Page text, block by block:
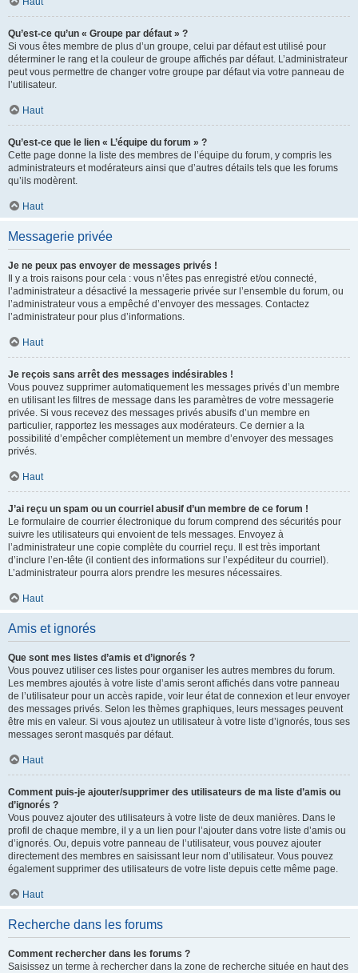
Qu’est-ce qu’un « Groupe par défaut » ?
Si vous êtes membre de plus d’un groupe, celui par défaut est utilisé pour
déterminer le rang et la couleur de groupe affichés par défaut. L’administrateur
peut vous permettre de changer votre groupe par défaut via votre panneau de
l’utilisateur.
Haut
Qu’est-ce que le lien « L’équipe du forum » ?
Cette page donne la liste des membres de l’équipe du forum, y compris les
administrateurs et modérateurs ainsi que d’autres détails tels que les forums
qu’ils modèrent.
Haut
Messagerie privée
Je ne peux pas envoyer de messages privés !
Il y a trois raisons pour cela : vous n’êtes pas enregistré et/ou connecté,
l’administrateur a désactivé la messagerie privée sur l’ensemble du forum, ou
l’administrateur vous a empêché d’envoyer des messages. Contactez
l’administrateur pour plus d’informations.
Haut
Je reçois sans arrêt des messages indésirables !
Vous pouvez supprimer automatiquement les messages privés d’un membre
en utilisant les filtres de message dans les paramètres de votre messagerie
privée. Si vous recevez des messages privés abusifs d’un membre en
particulier, rapportez les messages aux modérateurs. Ce dernier a la
possibilité d’empêcher complètement un membre d’envoyer des messages
privés.
Haut
J’ai reçu un spam ou un courriel abusif d’un membre de ce forum !
Le formulaire de courrier électronique du forum comprend des sécurités pour
suivre les utilisateurs qui envoient de tels messages. Envoyez à
l’administrateur une copie complète du courriel reçu. Il est très important
d’inclure l’en-tête (il contient des informations sur l’expéditeur du courriel).
L’administrateur pourra alors prendre les mesures nécessaires.
Haut
Amis et ignorés
Que sont mes listes d’amis et d’ignorés ?
Vous pouvez utiliser ces listes pour organiser les autres membres du forum.
Les membres ajoutés à votre liste d’amis seront affichés dans votre panneau
de l’utilisateur pour un accès rapide, voir leur état de connexion et leur envoyer
des messages privés. Selon les thèmes graphiques, leurs messages peuvent
être mis en valeur. Si vous ajoutez un utilisateur à votre liste d’ignorés, tous ses
messages seront masqués par défaut.
Haut
Comment puis-je ajouter/supprimer des utilisateurs de ma liste d’amis ou
d’ignorés ?
Vous pouvez ajouter des utilisateurs à votre liste de deux manières. Dans le
profil de chaque membre, il y a un lien pour l’ajouter dans votre liste d’amis ou
d’ignorés. Ou, depuis votre panneau de l’utilisateur, vous pouvez ajouter
directement des membres en saisissant leur nom d’utilisateur. Vous pouvez
également supprimer des utilisateurs de votre liste depuis cette même page.
Haut
Recherche dans les forums
Comment rechercher dans les forums ?
Saisissez un terme à rechercher dans la zone de recherche située en haut des